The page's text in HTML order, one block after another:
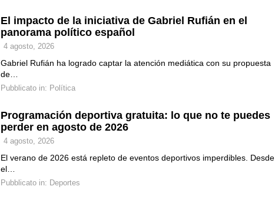
El impacto de la iniciativa de Gabriel Rufián en el
panorama político español
4 agosto, 2026
Gabriel Rufián ha logrado captar la atención mediática con su propuesta
de…
Pubblicato in: Política
Programación deportiva gratuita: lo que no te puedes
perder en agosto de 2026
4 agosto, 2026
El verano de 2026 está repleto de eventos deportivos imperdibles. Desde
el…
Pubblicato in: Deportes